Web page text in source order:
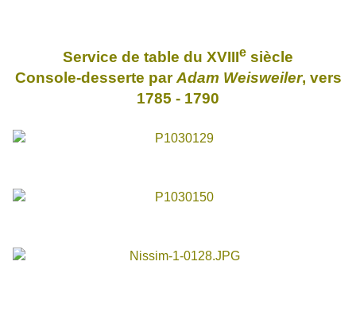
Service de table du XVIIIe siècle
Console-desserte parAdam Weisweiler, vers
1785 - 1790